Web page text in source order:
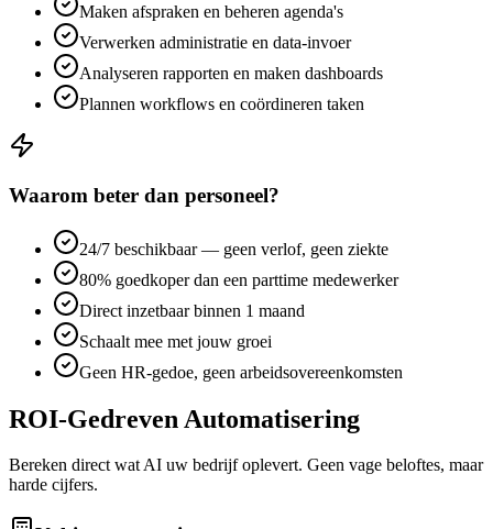
Maken afspraken en beheren agenda's
Verwerken administratie en data-invoer
Analyseren rapporten en maken dashboards
Plannen workflows en coördineren taken
Waarom beter dan personeel?
24/7 beschikbaar — geen verlof, geen ziekte
80% goedkoper dan een parttime medewerker
Direct inzetbaar binnen 1 maand
Schaalt mee met jouw groei
Geen HR-gedoe, geen arbeidsovereenkomsten
ROI-Gedreven Automatisering
Bereken direct wat AI uw bedrijf oplevert. Geen vage beloftes, maar
harde cijfers.